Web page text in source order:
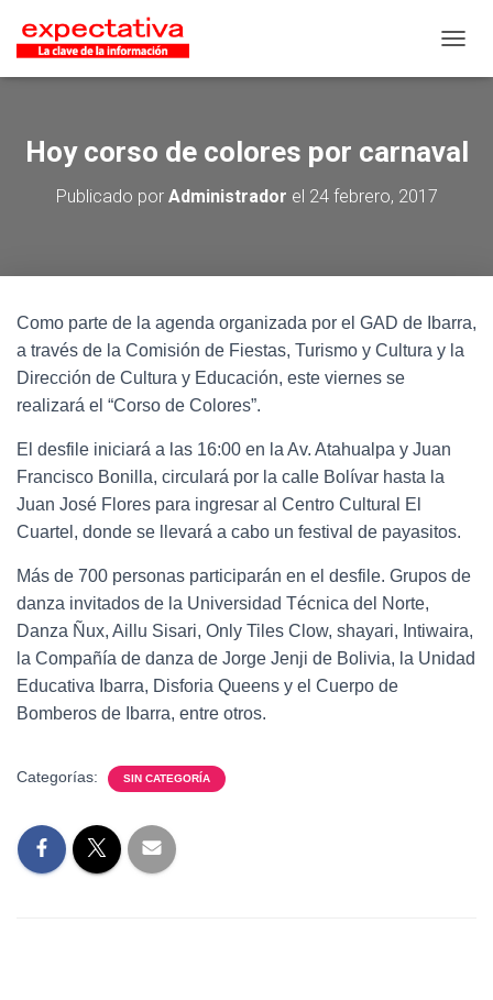
Hoy corso de colores por carnaval
Publicado por Administrador el 24 febrero, 2017
Como parte de la agenda organizada por el GAD de Ibarra,
a través de la Comisión de Fiestas, Turismo y Cultura y la
Dirección de Cultura y Educación, este viernes se
realizará el “Corso de Colores”.
El desfile iniciará a las 16:00 en la Av. Atahualpa y Juan
Francisco Bonilla, circulará por la calle Bolívar hasta la
Juan José Flores para ingresar al Centro Cultural El
Cuartel, donde se llevará a cabo un festival de payasitos.
Más de 700 personas participarán en el desfile. Grupos de
danza invitados de la Universidad Técnica del Norte,
Danza Ñux, Aillu Sisari, Only Tiles Clow, shayari, Intiwaira,
la Compañía de danza de Jorge Jenji de Bolivia, la Unidad
Educativa Ibarra, Disforia Queens y el Cuerpo de
Bomberos de Ibarra, entre otros.
Categorías: SIN CATEGORÍA